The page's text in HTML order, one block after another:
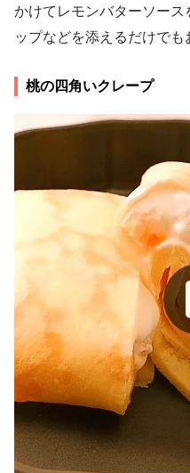
かけてレモンバターソー
ップなどを添えるだけでも
桃の四角いクレープ